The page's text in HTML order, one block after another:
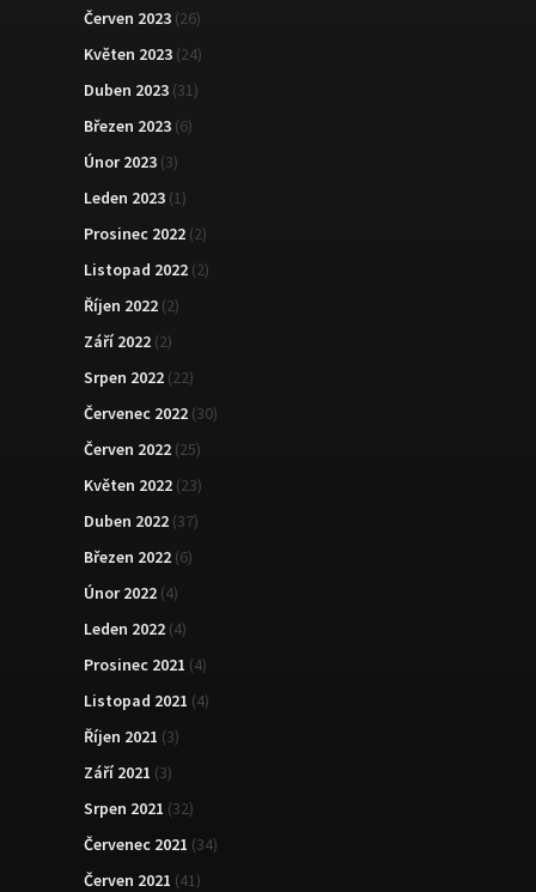
Červen 2023 (26)
Květen 2023 (24)
Duben 2023 (31)
Březen 2023 (6)
Únor 2023 (3)
Leden 2023 (1)
Prosinec 2022 (2)
Listopad 2022 (2)
Říjen 2022 (2)
Září 2022 (2)
Srpen 2022 (22)
Červenec 2022 (30)
Červen 2022 (25)
Květen 2022 (23)
Duben 2022 (37)
Březen 2022 (6)
Únor 2022 (4)
Leden 2022 (4)
Prosinec 2021 (4)
Listopad 2021 (4)
Říjen 2021 (3)
Září 2021 (3)
Srpen 2021 (32)
Červenec 2021 (34)
Červen 2021 (41)